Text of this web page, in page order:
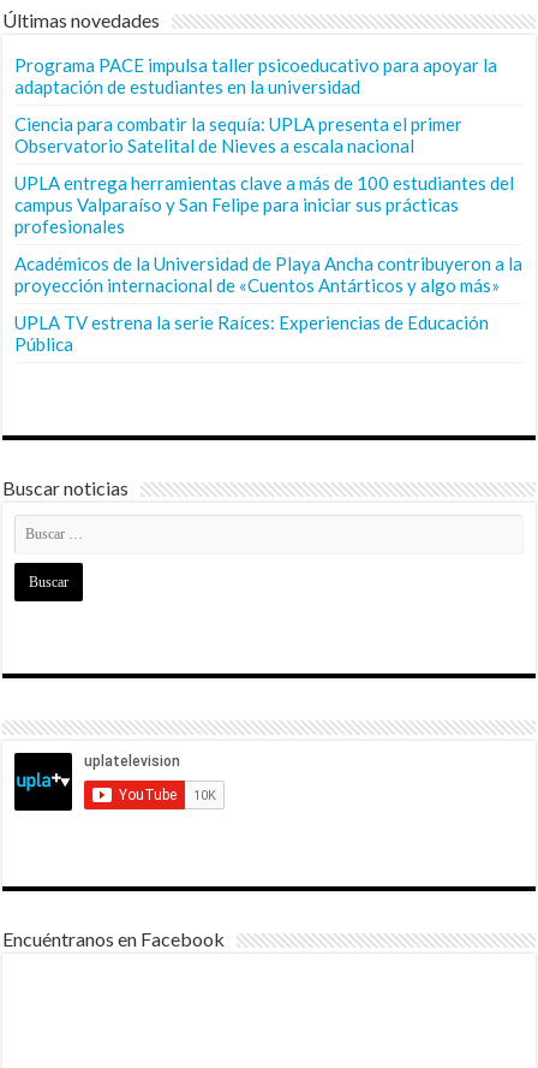
Últimas novedades
Programa PACE impulsa taller psicoeducativo para apoyar la
adaptación de estudiantes en la universidad
Ciencia para combatir la sequía: UPLA presenta el primer
Observatorio Satelital de Nieves a escala nacional
UPLA entrega herramientas clave a más de 100 estudiantes del
campus Valparaíso y San Felipe para iniciar sus prácticas
profesionales
Académicos de la Universidad de Playa Ancha contribuyeron a la
proyección internacional de «Cuentos Antárticos y algo más»
UPLA TV estrena la serie Raíces: Experiencias de Educación
Pública
Buscar noticias
Encuéntranos en Facebook